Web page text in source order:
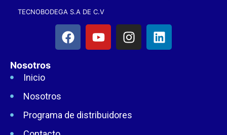
TECNOBODEGA S.A DE C.V
Nosotros
Inicio
Nosotros
Programa de distribuidores